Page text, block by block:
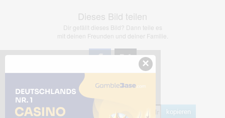
Dieses Bild teilen
Dir gefällt dieses Bild? Dann teile es
mit deinen Freunden und deiner Familie.
Share Links
kopieren
×